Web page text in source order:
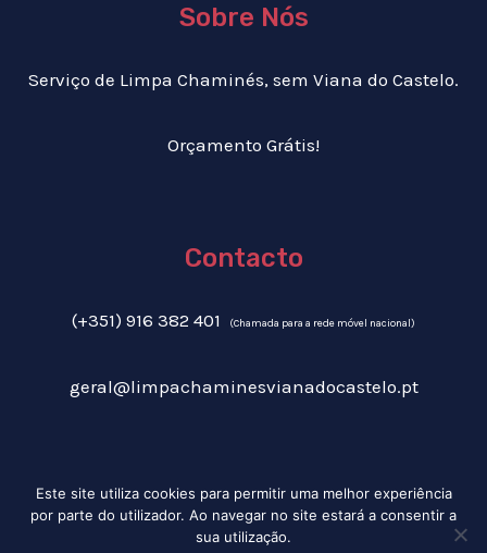
Sobre Nós
Serviço de Limpa Chaminés, sem Viana do Castelo.
Orçamento Grátis!
Contacto
(+351) 916 382 401 (Chamada para a rede móvel nacional)
geral@limpachaminesvianadocastelo.pt
Livro de Reclamações|Política de Privacidade| Copyright © 2022 Limpa
Chaminés Viana do Castelo ©2022, Todos os Direitos reservados |
Este site utiliza cookies para permitir uma melhor experiência
por parte do utilizador. Ao navegar no site estará a consentir a
sua utilização.